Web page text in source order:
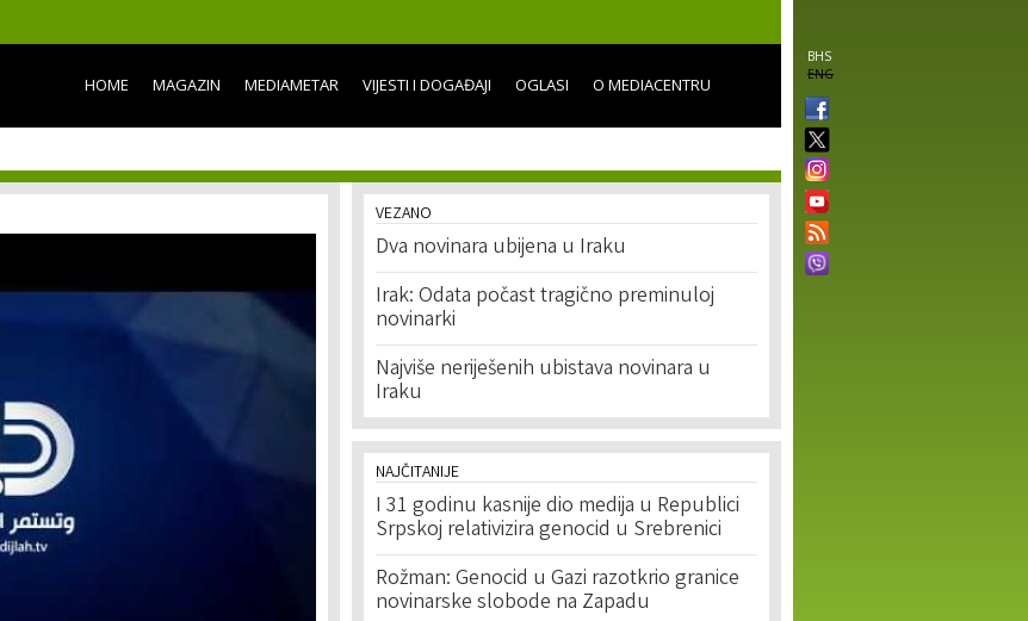
content
BHS
ENG
HOME MAGAZIN MEDIAMETAR VIJESTI I DOGAĐAJI OGLASI O MEDIACENTRU
VEZANO
Dva novinara ubijena u Iraku
Irak: Odata počast tragično preminuloj
novinarki
Najviše neriješenih ubistava novinara u
Iraku
NAJČITANIJE
I 31 godinu kasnije dio medija u Republici
Srpskoj relativizira genocid u Srebrenici
Rožman: Genocid u Gazi razotkrio granice
novinarske slobode na Zapadu